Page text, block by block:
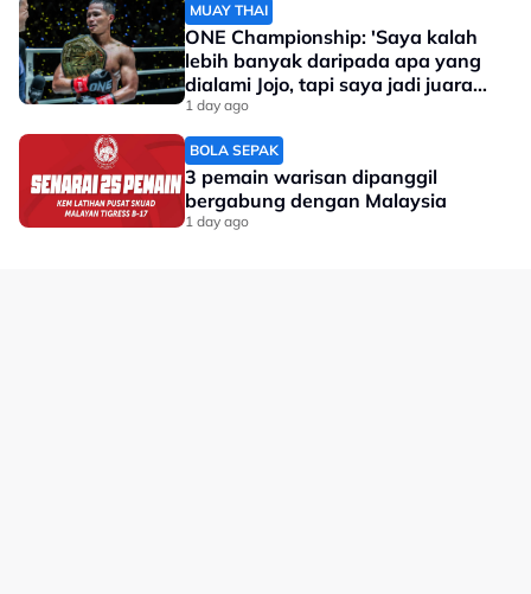
MUAY THAI
ONE Championship: 'Saya kalah
lebih banyak daripada apa yang
dialami Jojo, tapi saya jadi juara
dunia'
1 day ago
BOLA SEPAK
3 pemain warisan dipanggil
bergabung dengan Malaysia
1 day ago